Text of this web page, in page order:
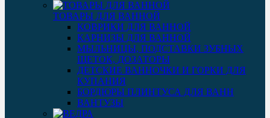
ТОВАРЫ ДЛЯ ВАННОЙ
КОВРИКИ ДЛЯ ВАННОЙ
КАРНИЗЫ ДЛЯ ВАННОЙ
МЫЛЬНИЦЫ, ПОДСТАВКИ ЗУБНЫХ
ЩЕТОК, ДОЗАТОРЫ
ДЕТСКИЕ ВАННОЧКИ И ГОРКИ ДЛЯ
КУПАНИЯ
БОРДЮРЫ ПЛИНТУСА ДЛЯ ВАНН
ВАНТУЗЫ